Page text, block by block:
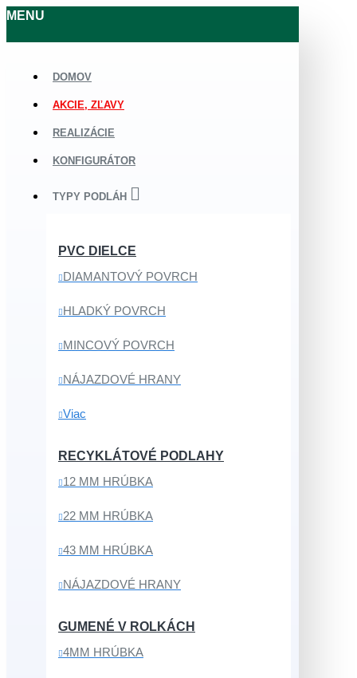
MENU
DOMOV
AKCIE, ZĽAVY
REALIZÁCIE
KONFIGURÁTOR
TYPY PODLÁH
PVC DIELCE
DIAMANTOVÝ POVRCH
HLADKÝ POVRCH
MINCOVÝ POVRCH
NÁJAZDOVÉ HRANY
Viac
RECYKLÁTOVÉ PODLAHY
12 MM HRÚBKA
22 MM HRÚBKA
43 MM HRÚBKA
NÁJAZDOVÉ HRANY
GUMENÉ V ROLKÁCH
4MM HRÚBKA